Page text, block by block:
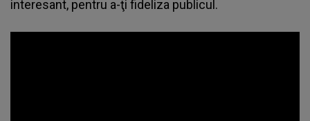
interesant, pentru a-ţi fideliza publicul.